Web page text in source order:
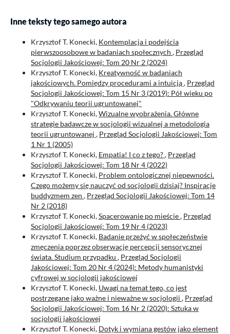
Inne teksty tego samego autora
Krzysztof T. Konecki, Kontemplacja i podejścia
pierwszoosobowe w badaniach społecznych , Przegląd
Socjologii Jakościowej: Tom 20 Nr 2 (2024)
Krzysztof T. Konecki, Kreatywność w badaniach
jakościowych. Pomiędzy procedurami a intuicją, Przegląd
Socjologii Jakościowej: Tom 15 Nr 3 (2019): Pół wieku po
"Odkrywaniu teorii ugruntowanej"
Krzysztof T. Konecki,Wizualne wyobrażenia. Główne
strategie badawcze w socjologii wizualnej a metodologia
teorii ugruntowanej , Przegląd Socjologii Jakościowej: Tom
1 Nr 1 (2005)
Krzysztof T. Konecki, Empatia! I co z tego?, Przegląd
Socjologii Jakościowej: Tom 18 Nr 4 (2022)
Krzysztof T. Konecki, Problem ontologicznej niepewności.
Czego możemy się nauczyć od socjologii dzisiaj? Inspiracje
buddyzmem zen , Przegląd Socjologii Jakościowej: Tom 14
Nr 2 (2018)
Krzysztof T. Konecki,Spacerowanie po mieście, Przegląd
Socjologii Jakościowej: Tom 19 Nr 4 (2023)
Krzysztof T. Konecki, Badanie przeżyć w społeczeństwie
zmęczenia poprzez obserwację percepcji sensorycznej
świata. Studium przypadku , Przegląd Socjologii
Jakościowej: Tom 20 Nr 4 (2024): Metody humanistyki
cyfrowej w socjologii jakościowej
Krzysztof T. Konecki, Uwagi na temat tego, co jest
postrzegane jako ważne i nieważne w socjologii , Przegląd
Socjologii Jakościowej: Tom 16 Nr 2 (2020): Sztuka w
socjologii jakościowej
Krzysztof T. Konecki, Dotyk i wymiana gestów jako element